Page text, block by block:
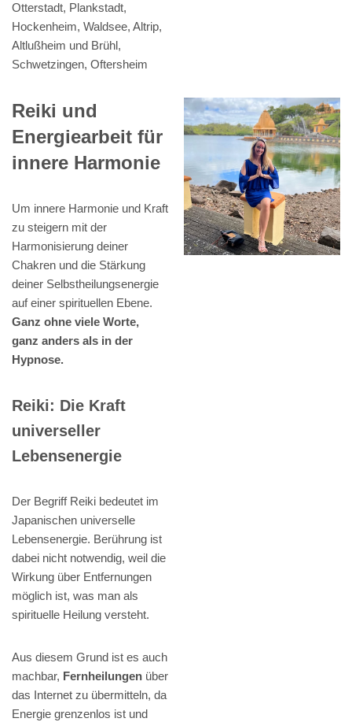
Otterstadt, Plankstadt,
Hockenheim, Waldsee, Altrip,
Altlußheim und Brühl,
Schwetzingen, Oftersheim
Reiki und
Energiearbeit für
innere Harmonie
Um innere Harmonie und Kraft
zu steigern mit der
Harmonisierung deiner
Chakren und die Stärkung
deiner Selbstheilungsenergie
auf einer spirituellen Ebene.
Ganz ohne viele Worte,
ganz anders als in der
Hypnose.
Reiki: Die Kraft
universeller
Lebensenergie
Der Begriff Reiki bedeutet im
Japanischen universelle
Lebensenergie. Berührung ist
dabei nicht notwendig, weil die
Wirkung über Entfernungen
möglich ist, was man als
spirituelle Heilung versteht.
Aus diesem Grund ist es auch
machbar, Fernheilungen über
das Internet zu übermitteln, da
Energie grenzenlos ist und